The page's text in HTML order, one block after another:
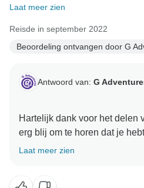
Laat meer zien
Reisde in september 2022
Beoordeling ontvangen door G
Antwoord van: G
Hartelijk dank voor het delen
erg blij om te horen dat je
Laat meer zien